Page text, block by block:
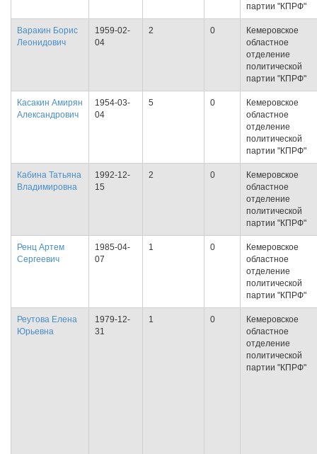
партии "КПРФ"
Варакин Борис
Леонидович
1959-02-
04
2 0
Кемеровское
областное
отделение
политической
партии "КПРФ"
Касакин Амирян
Александрович
1954-03-
04
5 0
Кемеровское
областное
отделение
политической
партии "КПРФ"
Кабина Татьяна
Владимировна
1992-12-
15
2 0
Кемеровское
областное
отделение
политической
партии "КПРФ"
Ренц Артем
Сергеевич
1985-04-
07
1 0
Кемеровское
областное
отделение
политической
партии "КПРФ"
Реутова Елена
Юрьевна
1979-12-
31
1 0
Кемеровское
областное
отделение
политической
партии "КПРФ"